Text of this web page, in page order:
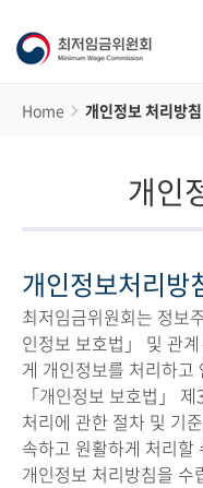
Home 개인정보 처리방침
개인
개인정보처리방
최저임금위원회는 정보
인정보 보호법」 및 관
게 개인정보를 처리하고
「개인정보 보호법」
처리에 관한 절차 및 기
속하고 원활하게 처리할
개인정보 처리방침을 수